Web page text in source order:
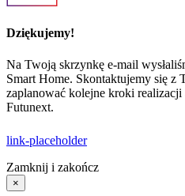
Dziękujemy!
Na Twoją skrzynkę e-mail
Smart Home. Skontaktujemy się z
zaplanować kolejne kroki
Futunext.
link-placeholder
Zamknij i zakończ
×